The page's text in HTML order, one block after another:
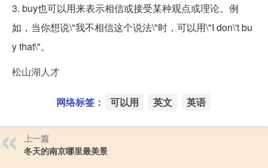
3. buy也可以用来表示相信或接受某种观点或理论。例
如，当你想说\"我不相信这个说法\"时，可以用\"I don\'t bu
y that\"。
松山湖人才
网络标签： 可以用 英文 英语
上一篇
冬天的南京哪里最美景